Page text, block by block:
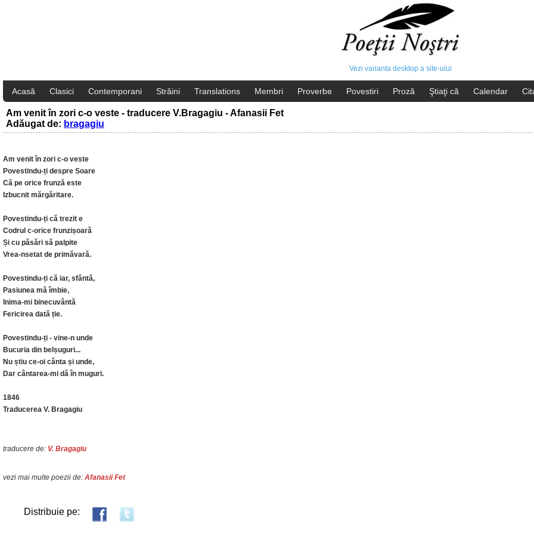
Vezi varianta desktop a site-ului
Acasă Clasici Contemporani Străini Translations Membri Proverbe Povestiri Proză Ştiaţi că Calendar
Am venit în zori c-o veste - traducere V.Bragagiu - Afanasii Fet
Adăugat de: bragagiu
Am venit în zori c-o veste
Povestindu-ți despre Soare
Că pe orice frunză este
Izbucnit mărgăritare.
Povestindu-ți că trezit e
Codrul c-orice frunzișoară
Și cu păsări să palpite
Vrea-nsetat de primăvară.
Povestindu-ți că iar, sfântă,
Pasiunea mă îmbie,
Inima-mi binecuvântă
Fericirea dată ție.
Povestindu-ți - vine-n unde
Bucuria din belșuguri...
Nu știu ce-oi cânta și unde,
Dar cântarea-mi dă în muguri.
1846
Traducerea V. Bragagiu
traducere de: V. Bragagiu
vezi mai multe poezii de: Afanasii Fet
Distribuie pe: